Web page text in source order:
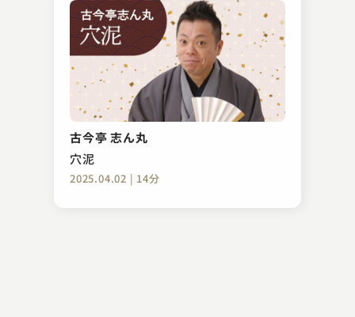
古今亭 志ん丸
穴泥
2025.04.02 | 14分
柳家 あお馬
強情灸
2023.04.06 | 12分